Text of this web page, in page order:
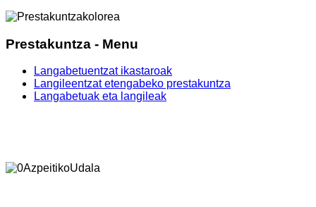
Prestakuntza - Menu
Langabetuentzat ikastaroak
Langileentzat etengabeko prestakuntza
Langabetuak eta langileak